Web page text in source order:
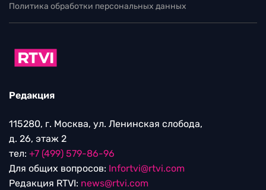
Политика обработки персональных данных
Редакция
115280, г. Москва, ул. Ленинская слобода,
д. 26, этаж 2
тел: +7 (499) 579-86-96
Для общих вопросов: Infortvi@rtvi.com
Редакция RTVI: news@rtvi.com